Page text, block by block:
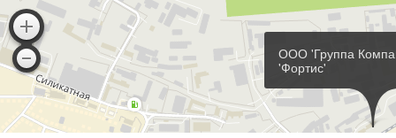
ООО 'Группа
'Фортис'